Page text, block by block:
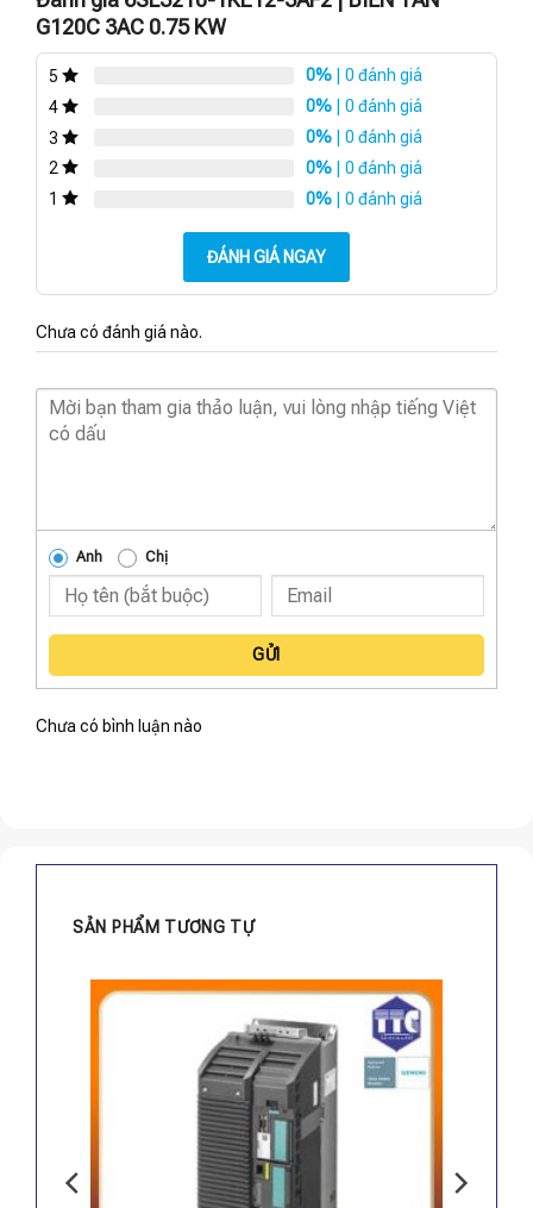
G120C 3AC 0.75 KW
5 0% | 0 đánh giá
4
0% | 0 đánh giá
3
0% | 0 đánh giá
2
0% | 0 đánh giá
1
0% | 0 đánh giá
ĐÁNH GIÁ NGAY
Chưa có đánh giá nào.
Anh Chị
GỬI
Chưa có bình luận nào
SẢN PHẨM TƯƠNG TỰ